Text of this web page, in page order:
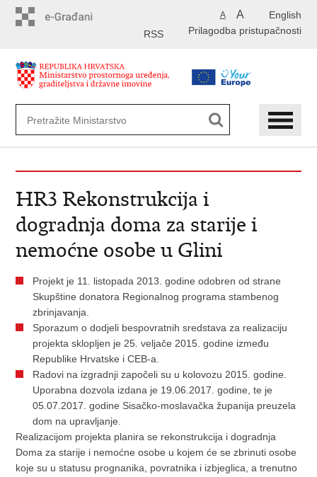
English
A A
Prilagodba pristupačnosti
RSS
HR3 Rekonstrukcija i
dogradnja doma za starije i
nemoćne osobe u Glini
Projekt je 11. listopada 2013. godine odobren od strane
Skupštine donatora Regionalnog programa stambenog
zbrinjavanja.
Sporazum o dodjeli bespovratnih sredstava za realizaciju
projekta sklopljen je 25. veljače 2015. godine između
Republike Hrvatske i CEB-a.
Radovi na izgradnji započeli su u kolovozu 2015. godine.
Uporabna dozvola izdana je 19.06.2017. godine, te je
05.07.2017. godine Sisačko-moslavačka županija preuzela
dom na upravljanje.
Realizacijom projekta planira se rekonstrukcija i dogradnja
Doma za starije i nemoćne osobe u kojem će se zbrinuti osobe
koje su u statusu prognanika, povratnika i izbjeglica, a trenutno